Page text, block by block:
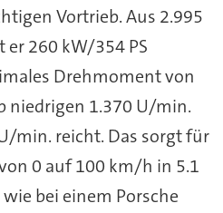
Vortrieb. Aus 2.995
260 kW/354 PS
Drehmoment von
niedrigen 1.370 U/min.
min. reicht. Das sorgt für
0 auf 100 km/h in 5.1
bei einem Porsche